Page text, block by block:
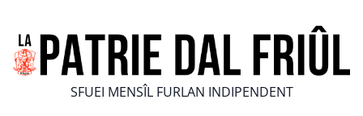
SFUEI MENSÎL FURLAN INDIPENDENT